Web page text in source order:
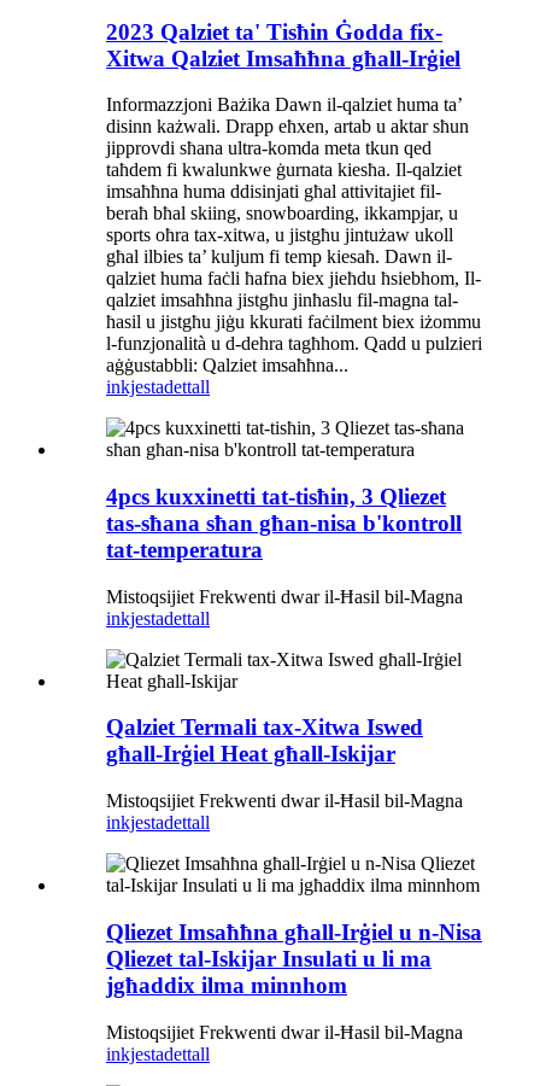
2023 Qalziet ta' Tisħin Ġodda fix-
Xitwa Qalziet Imsaħħna għall-Irġiel
Informazzjoni Bażika Dawn il-qalziet huma ta’
disinn każwali. Drapp eħxen, artab u aktar sħun
jipprovdi sħana ultra-komda meta tkun qed
taħdem fi kwalunkwe ġurnata kiesħa. Il-qalziet
imsaħħna huma ddisinjati għal attivitajiet fil-
beraħ bħal skiing, snowboarding, ikkampjar, u
sports oħra tax-xitwa, u jistgħu jintużaw ukoll
għal ilbies ta’ kuljum fi temp kiesaħ. Dawn il-
qalziet huma faċli ħafna biex jieħdu ħsiebhom, Il-
qalziet imsaħħna jistgħu jinħaslu fil-magna tal-
ħasil u jistgħu jiġu kkurati faċilment biex iżommu
l-funzjonalità u d-dehra tagħhom. Qadd u pulzieri
aġġustabbli: Qalziet imsaħħna...
inkjestadettall
4pcs kuxxinetti tat-tisħin, 3 Qliezet
tas-sħana sħan għan-nisa b'kontroll
tat-temperatura
Mistoqsijiet Frekwenti dwar il-Ħasil ​​bil-Magna
inkjestadettall
Qalziet Termali tax-Xitwa Iswed
għall-Irġiel Heat għall-Iskijar
Mistoqsijiet Frekwenti dwar il-Ħasil ​​bil-Magna
inkjestadettall
Qliezet Imsaħħna għall-Irġiel u n-Nisa
Qliezet tal-Iskijar Insulati u li ma
jgħaddix ilma minnhom
Mistoqsijiet Frekwenti dwar il-Ħasil ​​bil-Magna
inkjestadettall